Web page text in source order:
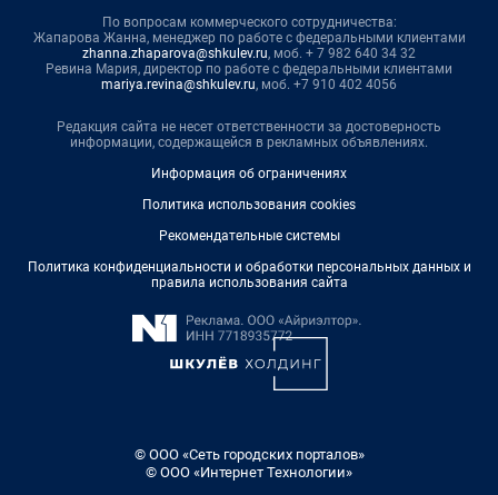
По вопросам коммерческого сотрудничества:
Жапарова Жанна, менеджер по работе с федеральными клиентами
zhanna.zhaparova@shkulev.ru, моб. + 7 982 640 34 32
Ревина Мария, директор по работе с федеральными клиентами
mariya.revina@shkulev.ru, моб. +7 910 402 4056
Редакция сайта не несет ответственности за достоверность
информации, содержащейся в рекламных объявлениях.
Информация об ограничениях
Политика использования cookies
Рекомендательные системы
Политика конфиденциальности и обработки персональных данных и
правила использования сайта
© ООО «Сеть городских порталов»
© ООО «Интернет Технологии»